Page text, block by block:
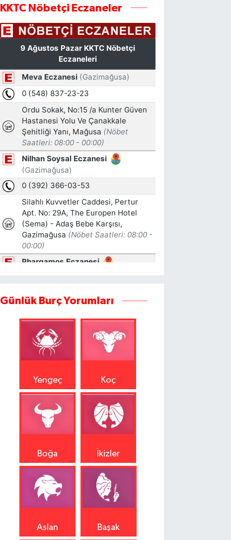
KKTC Nöbetçi Eczaneler
Günlük Burç Yorumları
Yengeç Koç
Boğa İkizler
Aslan Başak